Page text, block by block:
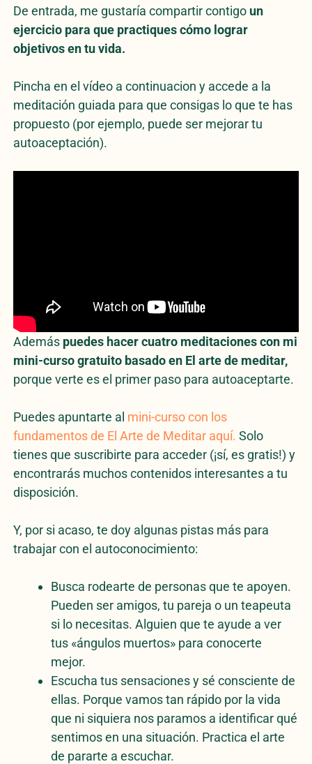
De entrada, me gustaría compartir contigo un
ejercicio para que practiques cómo lograr
objetivos en tu vida.
Pincha en el vídeo a continuacion y accede a la
meditación guiada para que consigas lo que te has
propuesto (por ejemplo, puede ser mejorar tu
autoaceptación).
Además puedes hacer cuatro meditaciones con mi
mini-curso gratuito basado en El arte de meditar,
porque verte es el primer paso para autoaceptarte.
Puedes apuntarte al mini-curso con los
fundamentos de El Arte de Meditar aquí. Solo
tienes que suscribirte para acceder (¡sí, es gratis!) y
encontrarás muchos contenidos interesantes a tu
disposición.
Y, por si acaso, te doy algunas pistas más para
trabajar con el autoconocimiento:
Busca rodearte de personas que te apoyen.
Pueden ser amigos, tu pareja o un teapeuta
si lo necesitas. Alguien que te ayude a ver
tus «ángulos muertos» para conocerte
mejor.
Escucha tus sensaciones y sé consciente de
ellas. Porque vamos tan rápido por la vida
que ni siquiera nos paramos a identificar qué
sentimos en una situación. Practica el arte
de pararte a escuchar.